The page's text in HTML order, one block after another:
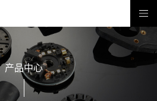
产品中心